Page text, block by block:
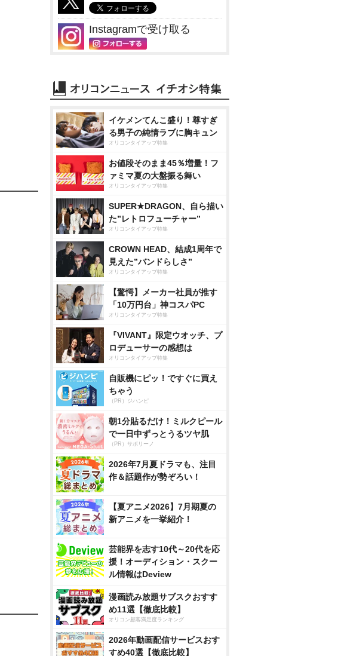
Instagramで受け取る
イケメンてんこ盛り！尊すぎ
る男子の純情ラブに胸キュン
オリコンタイアップ特集
お値段そのまま45％増量！フ
ァミマ夏の大盤振る舞い
オリコンタイアップ特集
SUPER★DRAGON、自ら描い
た”レトロフューチャー”
オリコンタイアップ特集
CROWN HEAD、結成1周年で
見えた”バンドらしさ”
オリコンタイアップ特集
【驚愕】メーカー社員が推す
「10万円台」神コスパPC
オリコンタイアップ特集
『VIVANT』限定ウオッチ、プ
ロデューサーの感想は
オリコンタイアップ特集
自販機にピッ！ですぐに買え
ちゃう
（PR）ジハンピ
朝1分貼るだけ！ミルクピール
で一日中ずっとうるツヤ肌
（PR）サボリーノ
2026年7月夏ドラマも、注目
作＆話題作が勢ぞろい！
【夏アニメ2026】7月期夏の
新アニメを一挙紹介！
芸能界を志す10代～20代を応
援！オーディション・スクー
ル情報はDeview
漫画読み放題サブスクおすす
め11選【徹底比較】
オリコン顧客満足度ランキング
2026年動画配信サービスおす
すめ40選【徹底比較】